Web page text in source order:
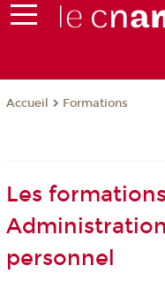
Accueil Formations
Les
personnel